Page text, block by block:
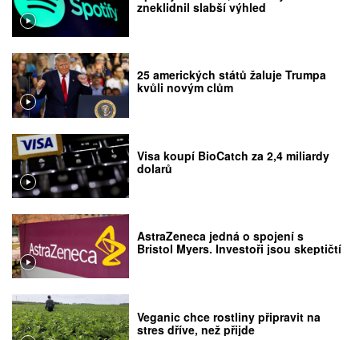
zneklidnil slabší výhled
25 amerických států žaluje Trumpa
kvůli novým clům
Visa koupí BioCatch za 2,4 miliardy
dolarů
AstraZeneca jedná o spojení s
Bristol Myers. Investoři jsou skeptičtí
Veganic chce rostliny připravit na
stres dříve, než přijde